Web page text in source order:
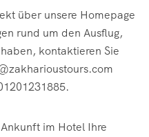
über unsere Homepage
rund um den Ausflug,
kontaktieren Sie
im Hotel Ihre